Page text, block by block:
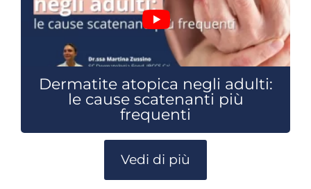
Dermatite atopica negli adulti:
le cause scatenanti più
frequenti
Vedi di più